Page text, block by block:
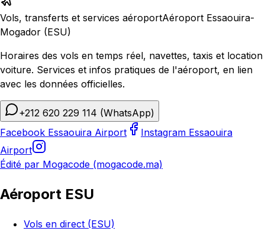
Vols, transferts et services aéroportAéroport Essaouira-
Mogador (ESU)
Horaires des vols en temps réel, navettes, taxis et location
voiture. Services et infos pratiques de l'aéroport, en lien
avec les données officielles.
+212 620 229 114 (WhatsApp)
Facebook Essaouira Airport
Instagram Essaouira
Airport
Édité par Mogacode (mogacode.ma)
Aéroport ESU
Vols en direct (ESU)